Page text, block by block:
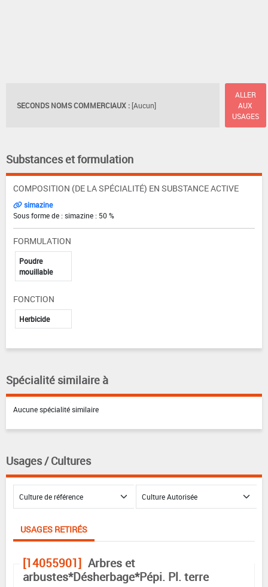
SECONDS NOMS COMMERCIAUX : [Aucun]
ALLER
AUX
USAGES
Substances et formulation
COMPOSITION (DE LA SPÉCIALITÉ) EN SUBSTANCE ACTIVE
simazine
Sous forme de : simazine : 50 %
FORMULATION
Poudre
mouillable
FONCTION
Herbicide
Spécialité similaire à
Aucune spécialité similaire
Usages / Cultures
USAGES RETIRÉS
[14055901] Arbres et
arbustes*Désherbage*Pépi. Pl. terre